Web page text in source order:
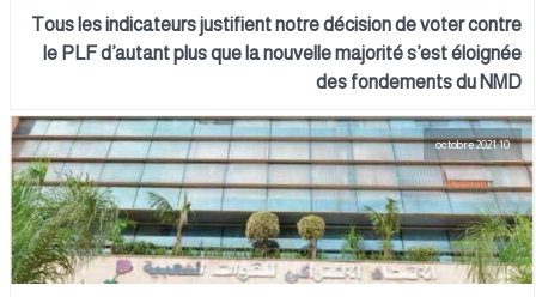
Tous les indicateurs justifient notre décision de voter contre
le PLF d’autant plus que la nouvelle majorité s’est éloignée
des fondements du NMD
10 octobre 2021